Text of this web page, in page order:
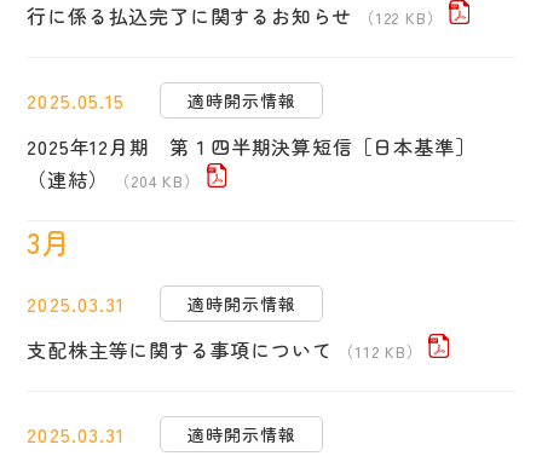
行に係る払込完了に関するお知らせ
（122 KB）
2025.05.15 適時開示情報
2025年12月期 第１四半期決算短信［日本基準］
（連結）
（204 KB）
3月
2025.03.31 適時開示情報
支配株主等に関する事項について （112 KB）
2025.03.31 適時開示情報